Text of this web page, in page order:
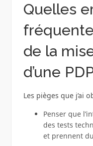
Quelles
de la
d’une
Les pièges que j’ai
Penser que
des tests
et prennent